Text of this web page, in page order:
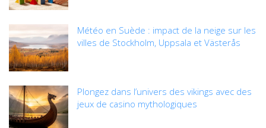
Météo en Suède : impact de la neige sur les
villes de Stockholm, Uppsala et Västerås
Plongez dans l’univers des vikings avec des
jeux de casino mythologiques